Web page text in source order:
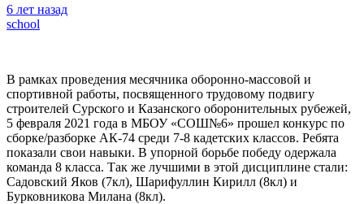
6 лет назад
school
В рамках проведения месячника оборонно-массовой и
спортивной работы, посвященного трудовому подвигу
строителей Сурского и Казанского оборонительных рубежей,
5 февраля 2021 года в МБОУ «СОШ№6» прошел конкурс по
сборке/разборке АК-74 среди 7-8 кадетских классов. Ребята
показали свои навыки. В упорной борьбе победу одержала
команда 8 класса. Так же лучшими в этой дисциплине стали:
Садовский Яков (7кл), Шарифуллин Кирилл (8кл) и
Бурковникова Милана (8кл).